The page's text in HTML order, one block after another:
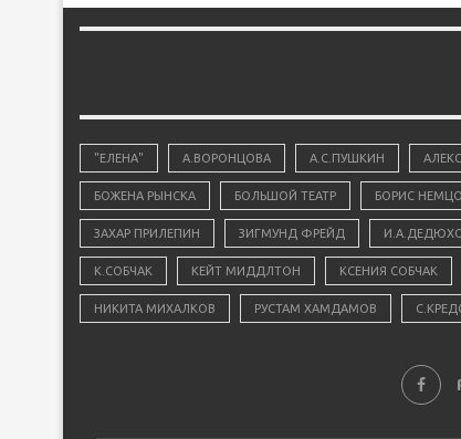
"ЕЛЕНА" А.ВОРОНЦОВА А.С.ПУШКИН
БОЖЕНА РЫНСКА БОЛЬШОЙ ТЕАТР БОРИС
ЗАХАР ПРИЛЕПИН ЗИГМУНД ФРЕЙД
К.СОБЧАК КЕЙТ МИДДЛТОН КСЕНИЯ СОБЧАК
НИКИТА МИХАЛКОВ РУСТАМ ХАМДАМОВ